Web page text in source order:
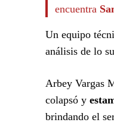
encuentra
Un equipo
análisis de lo
Arbey Vargas
colapsó y
brindando el